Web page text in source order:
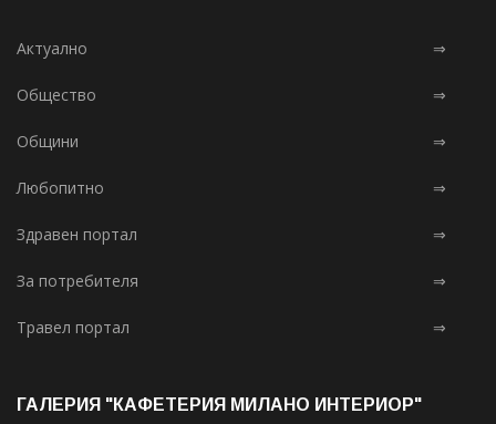
Актуално ⇒
Общество ⇒
Общини ⇒
Любопитно ⇒
Здравен портал ⇒
За потребителя ⇒
Травел портал ⇒
ГАЛЕРИЯ "КАФЕТЕРИЯ МИЛАНО ИНТЕРИОР"